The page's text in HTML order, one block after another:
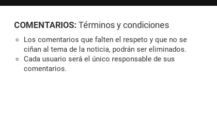
COMENTARIOS: Términos y condiciones
Los comentarios que falten el respeto y que no se
ciñan al tema de la noticia, podrán ser eliminados.
Cada usuario será el único responsable de sus
comentarios.